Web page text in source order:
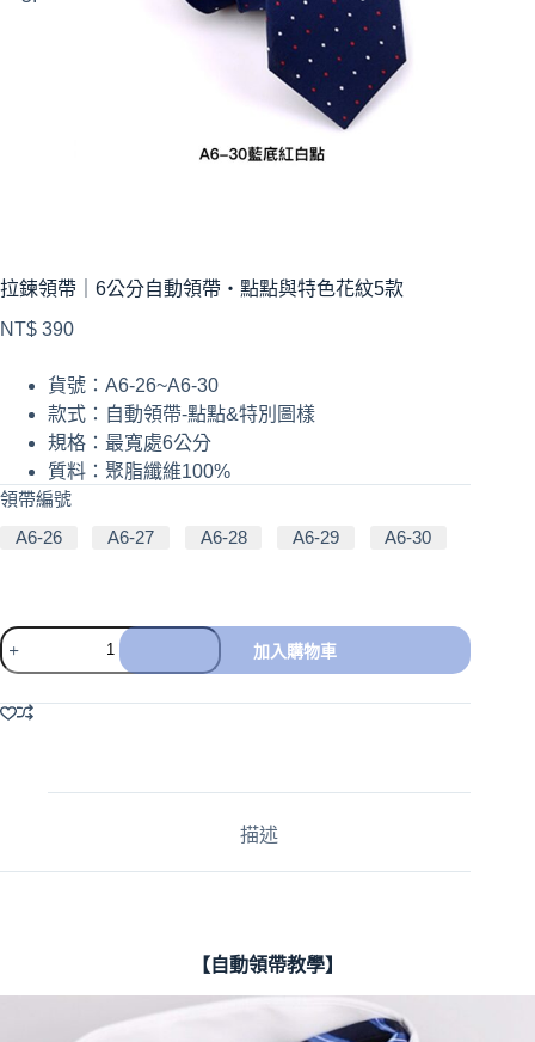
拉鍊領帶｜6公分自動領帶・點點與特色花紋5款
NT$ 390
貨號：A6-26~A6-30
款式：自動領帶-點點&特別圖樣
規格：最寬處6公分
質料：聚脂纖維100%
領帶編號
A6-26
A6-27 A6-28 A6-29 A6-30
加入購物車
l
v
描述
【自動領帶教學】